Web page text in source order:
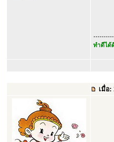
ทำดีได้
เมื่อ: